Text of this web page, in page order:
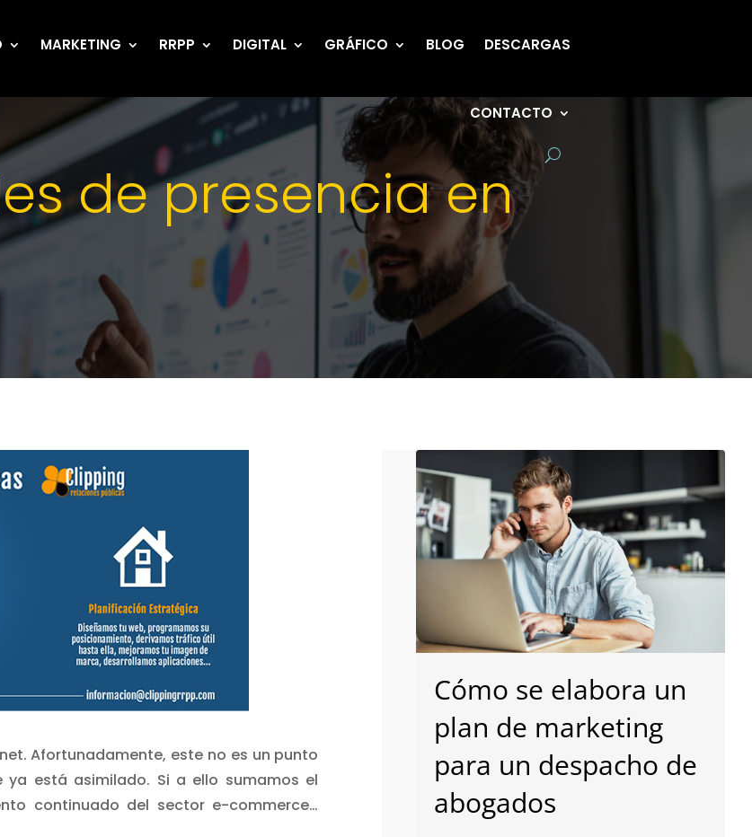
MARKETING RRPP DIGITAL GRÁFICO BLOG DESCARGAS
CONTACTO
de presencia en
Afortunadamente, este no es un punto
está asimilado. Si a ello sumamos el
continuado del sector e-commerce…
Cómo se elabora un
plan de marketing
para un despacho de
abogados